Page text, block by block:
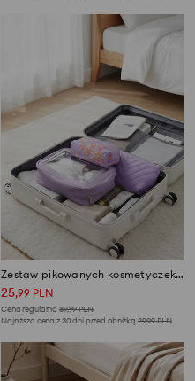
Zestaw pikowanych kosmetyczek podróżnych 3 pack
25,99 PLN
Cena regularna 39,99PLN
Najniższa cena z 30 dni przed obniżką 29,99PLN